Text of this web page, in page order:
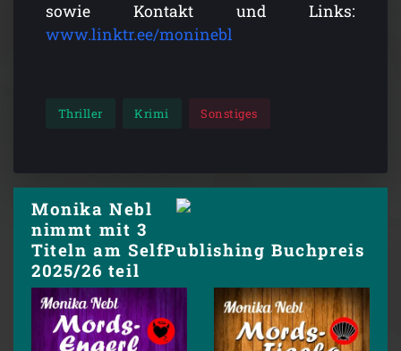
sowie Kontakt und Links:
www.linktr.ee/moninebl
Thriller Krimi Sonstiges
Monika Nebl
nimmt mit 3
Titeln am SelfPublishing Buchpreis
2025/26 teil